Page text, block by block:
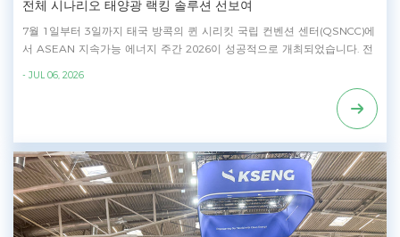
전체 시나리오 태양광 랙킹 솔루션 선보여
7월 1일부터 3일까지 태국 방콕의 퀸 시리킷 국립 컨벤션 센터(QSNCC)에
서 ASEAN 지속가능 에너지 주간 2026이 성공적으로 개최되었습니다. 전
를 포함한 종합적인 태양광 마운팅 솔루션을 선보였습니다. 높은 신뢰성,
내구성 및 설치 효율성을 제공하도록 설계된 전시 제품들은 동남아시아 전
관심을 받았습니다. 분산형 태양광 도입을 장려하기 위해 태국 정부는 왕령
제805호(B.E. 2569 / 2026)를 도입하여, 주거용 옥상 태양광 설치에 대해
최대 200,000 태국 바트의 개인 소득세 공제를 제공하고 있습니다. 이러한
성장 기회에 대응하여 Kseng Solar의 마운팅 솔루션은 태국 전역의 주거
용, 상업용 및 분산형 태양광 프로젝트에 대한 증가하는 수요를 충족할 수
- JUL 06, 2026